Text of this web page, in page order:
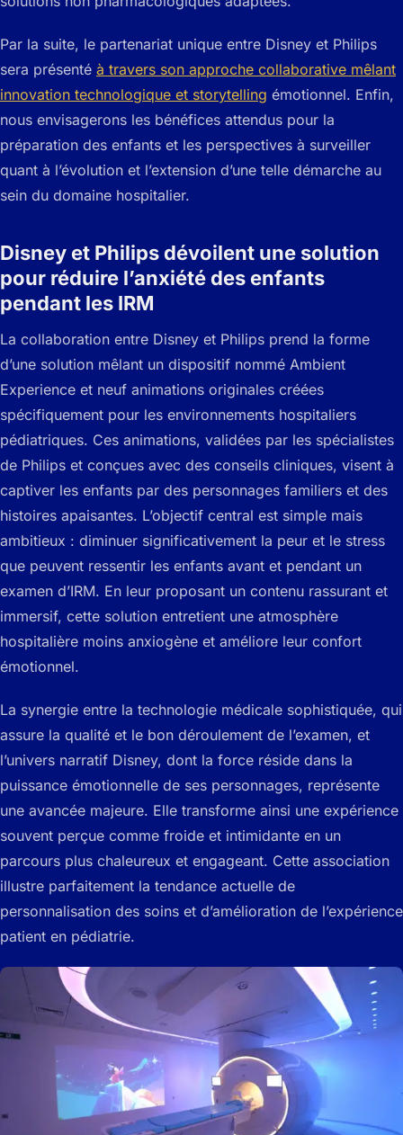
Par la suite, le partenariat unique entre Disney et Philips
sera présenté à travers son approche collaborative mêlant
innovation technologique et storytelling émotionnel. Enfin,
nous envisagerons les bénéfices attendus pour la
préparation des enfants et les perspectives à surveiller
quant à l’évolution et l’extension d’une telle démarche au
sein du domaine hospitalier.
Disney et Philips dévoilent une solution
pour réduire l’anxiété des enfants
pendant les IRM
La collaboration entre Disney et Philips prend la forme
d’une solution mêlant un dispositif nommé Ambient
Experience et neuf animations originales créées
spécifiquement pour les environnements hospitaliers
pédiatriques. Ces animations, validées par les spécialistes
de Philips et conçues avec des conseils cliniques, visent à
captiver les enfants par des personnages familiers et des
histoires apaisantes. L’objectif central est simple mais
ambitieux : diminuer significativement la peur et le stress
que peuvent ressentir les enfants avant et pendant un
examen d’IRM. En leur proposant un contenu rassurant et
immersif, cette solution entretient une atmosphère
hospitalière moins anxiogène et améliore leur confort
émotionnel.
La synergie entre la technologie médicale sophistiquée, qui
assure la qualité et le bon déroulement de l’examen, et
l’univers narratif Disney, dont la force réside dans la
puissance émotionnelle de ses personnages, représente
une avancée majeure. Elle transforme ainsi une expérience
souvent perçue comme froide et intimidante en un
parcours plus chaleureux et engageant. Cette association
illustre parfaitement la tendance actuelle de
personnalisation des soins et d’amélioration de l’expérience
patient en pédiatrie.